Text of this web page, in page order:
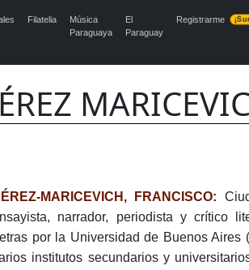
Filatelia
Música
Paraguaya
El
Paraguay
Registrarme
MARICEVICH, FRANCISCO:
narrador, periodista y crítico
por la Universidad de Buenos Aires
institutos secundarios y